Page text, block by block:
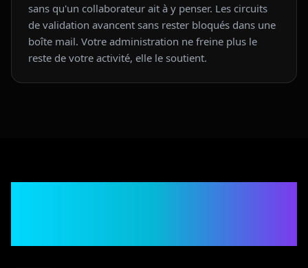
sans qu'un collaborateur ait à y penser. Les circuits
de validation avancent sans rester bloqués dans une
boîte mail. Votre administration ne freine plus le
reste de votre activité, elle le soutient.